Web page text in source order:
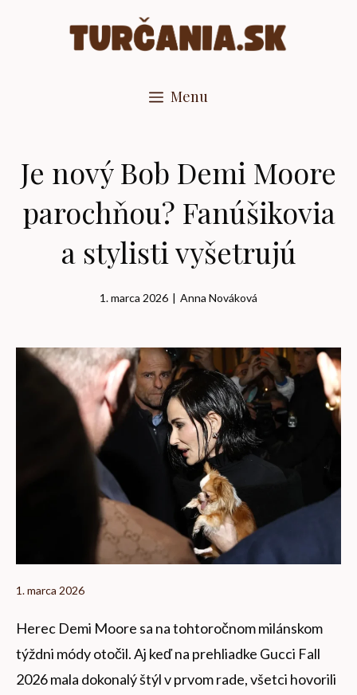
Menu
Je nový Bob Demi Moore
parochňou? Fanúšikovia
a stylisti vyšetrujú
1. marca 2026 | Anna Nováková
1. marca 2026
Herec Demi Moore sa na tohtoročnom milánskom
týždni módy otočil. Aj keď na prehliadke Gucci Fall
2026 mala dokonalý štýl v prvom rade, všetci hovorili